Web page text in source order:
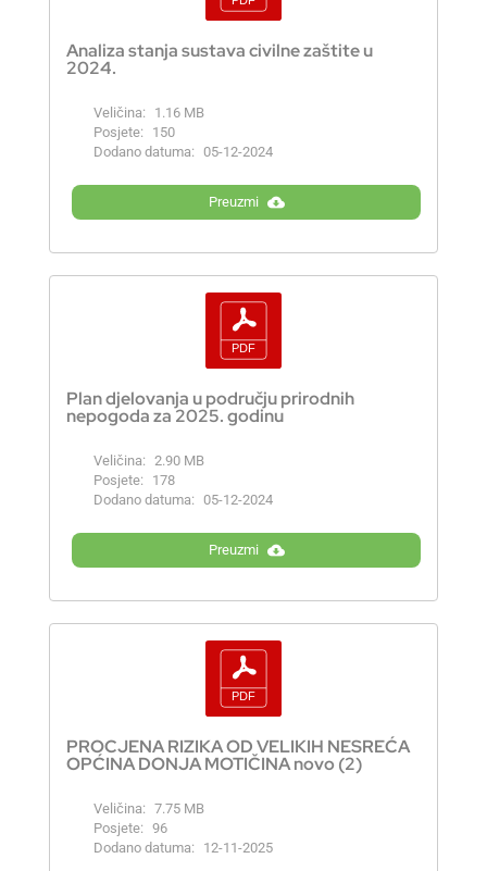
Analiza stanja sustava civilne zaštite u
2024.
Veličina:
1.16 MB
Posjete:
150
Dodano datuma: 05-12-2024
Preuzmi
Plan djelovanja u području prirodnih
nepogoda za 2025. godinu
Veličina: 2.90 MB
Posjete:
178
Dodano datuma: 05-12-2024
Preuzmi
PROCJENA RIZIKA OD VELIKIH NESREĆA
OPĆINA DONJA MOTIČINA novo (2)
Veličina: 7.75 MB
Posjete: 96
Dodano datuma:
12-11-2025